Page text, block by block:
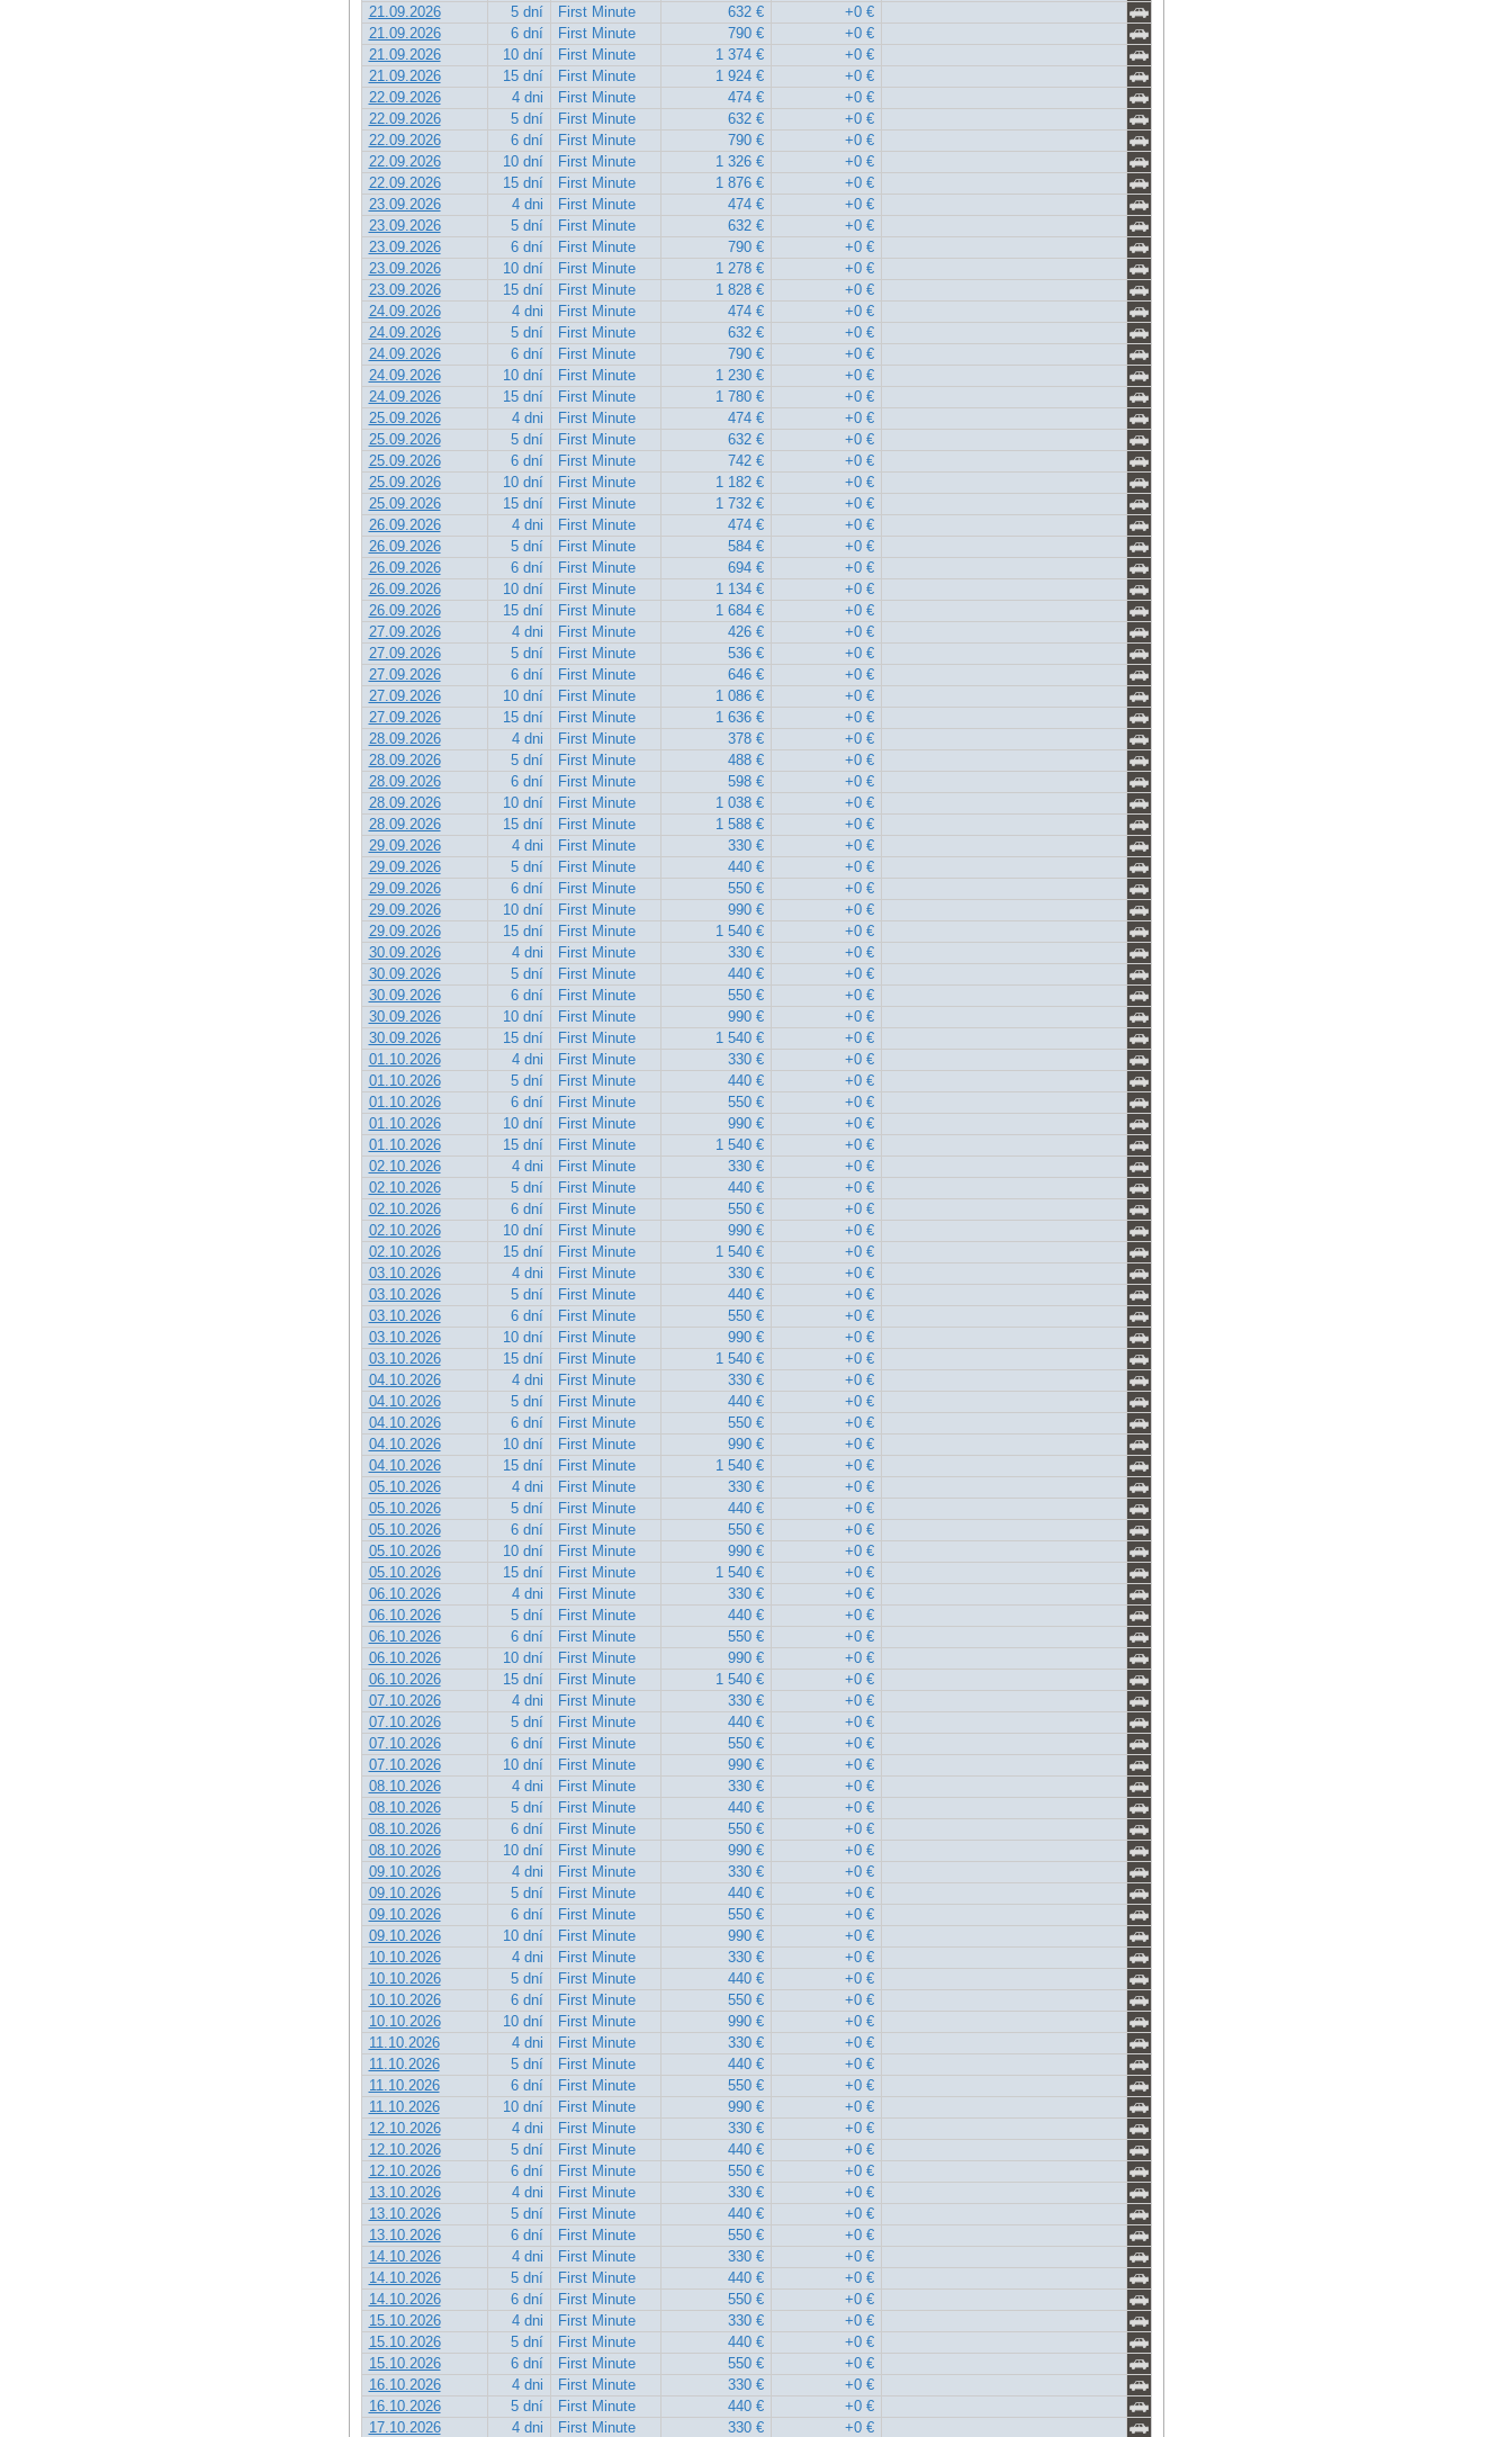
21.09.2026
5 dní First Minute 632 €
+0 €
21.09.2026
6 dní First Minute 790 €
+0 €
21.09.2026
10 dní First Minute 1 374 €
+0 €
21.09.2026
15 dní First Minute 1 924 €
+0 €
22.09.2026
4 dni First Minute 474 €
+0 €
22.09.2026
5 dní First Minute 632 €
+0 €
22.09.2026
6 dní First Minute 790 €
+0 €
22.09.2026
10 dní First Minute 1 326 €
+0 €
22.09.2026
15 dní First Minute 1 876 €
+0 €
23.09.2026
4 dni First Minute 474 €
+0 €
23.09.2026
5 dní First Minute 632 €
+0 €
23.09.2026
6 dní First Minute 790 €
+0 €
23.09.2026
10 dní First Minute 1 278 €
+0 €
23.09.2026
15 dní First Minute 1 828 €
+0 €
24.09.2026
4 dni First Minute 474 €
+0 €
24.09.2026
5 dní First Minute 632 €
+0 €
24.09.2026
6 dní First Minute 790 €
+0 €
24.09.2026
10 dní First Minute 1 230 €
+0 €
24.09.2026
15 dní First Minute 1 780 €
+0 €
25.09.2026
4 dni First Minute 474 €
+0 €
25.09.2026
5 dní First Minute 632 €
+0 €
25.09.2026
6 dní First Minute 742 €
+0 €
25.09.2026
10 dní First Minute 1 182 €
+0 €
25.09.2026
15 dní First Minute 1 732 €
+0 €
26.09.2026
4 dni First Minute 474 €
+0 €
26.09.2026
5 dní First Minute 584 €
+0 €
26.09.2026
6 dní First Minute 694 €
+0 €
26.09.2026
10 dní First Minute 1 134 €
+0 €
26.09.2026
15 dní First Minute 1 684 €
+0 €
27.09.2026
4 dni First Minute 426 €
+0 €
27.09.2026
5 dní First Minute 536 €
+0 €
27.09.2026
6 dní First Minute 646 €
+0 €
27.09.2026
10 dní First Minute 1 086 €
+0 €
27.09.2026
15 dní First Minute 1 636 €
+0 €
28.09.2026
4 dni First Minute 378 €
+0 €
28.09.2026
5 dní First Minute 488 €
+0 €
28.09.2026
6 dní First Minute 598 €
+0 €
28.09.2026
10 dní First Minute 1 038 €
+0 €
28.09.2026
15 dní First Minute 1 588 €
+0 €
29.09.2026
4 dni First Minute 330 €
+0 €
29.09.2026
5 dní First Minute 440 €
+0 €
29.09.2026
6 dní First Minute 550 €
+0 €
29.09.2026
10 dní First Minute 990 €
+0 €
29.09.2026
15 dní First Minute 1 540 €
+0 €
30.09.2026
4 dni First Minute 330 €
+0 €
30.09.2026
5 dní First Minute 440 €
+0 €
30.09.2026
6 dní First Minute 550 €
+0 €
30.09.2026
10 dní First Minute 990 €
+0 €
30.09.2026
15 dní First Minute 1 540 €
+0 €
01.10.2026
4 dni First Minute 330 €
+0 €
01.10.2026
5 dní First Minute 440 €
+0 €
01.10.2026
6 dní First Minute 550 €
+0 €
01.10.2026
10 dní First Minute 990 €
+0 €
01.10.2026
15 dní First Minute 1 540 €
+0 €
02.10.2026
4 dni First Minute 330 €
+0 €
02.10.2026
5 dní First Minute 440 €
+0 €
02.10.2026
6 dní First Minute 550 €
+0 €
02.10.2026
10 dní First Minute 990 €
+0 €
02.10.2026
15 dní First Minute 1 540 €
+0 €
03.10.2026
4 dni First Minute 330 €
+0 €
03.10.2026
5 dní First Minute 440 €
+0 €
03.10.2026
6 dní First Minute 550 €
+0 €
03.10.2026
10 dní First Minute 990 €
+0 €
03.10.2026
15 dní First Minute 1 540 €
+0 €
04.10.2026
4 dni First Minute 330 €
+0 €
04.10.2026
5 dní First Minute 440 €
+0 €
04.10.2026
6 dní First Minute 550 €
+0 €
04.10.2026
10 dní First Minute 990 €
+0 €
04.10.2026
15 dní First Minute 1 540 €
+0 €
05.10.2026
4 dni First Minute 330 €
+0 €
05.10.2026
5 dní First Minute 440 €
+0 €
05.10.2026
6 dní First Minute 550 €
+0 €
05.10.2026
10 dní First Minute 990 €
+0 €
05.10.2026
15 dní First Minute 1 540 €
+0 €
06.10.2026
4 dni First Minute 330 €
+0 €
06.10.2026
5 dní First Minute 440 €
+0 €
06.10.2026
6 dní First Minute 550 €
+0 €
06.10.2026
10 dní First Minute 990 €
+0 €
06.10.2026
15 dní First Minute 1 540 €
+0 €
07.10.2026
4 dni First Minute 330 €
+0 €
07.10.2026
5 dní First Minute 440 €
+0 €
07.10.2026
6 dní First Minute 550 €
+0 €
07.10.2026
10 dní First Minute 990 €
+0 €
08.10.2026
4 dni First Minute 330 €
+0 €
08.10.2026
5 dní First Minute 440 €
+0 €
08.10.2026
6 dní First Minute 550 €
+0 €
08.10.2026
10 dní First Minute 990 €
+0 €
09.10.2026
4 dni First Minute 330 €
+0 €
09.10.2026
5 dní First Minute 440 €
+0 €
09.10.2026
6 dní First Minute 550 €
+0 €
09.10.2026
10 dní First Minute 990 €
+0 €
10.10.2026
4 dni First Minute 330 €
+0 €
10.10.2026
5 dní First Minute 440 €
+0 €
10.10.2026
6 dní First Minute 550 €
+0 €
10.10.2026
10 dní First Minute 990 €
+0 €
11.10.2026
4 dni First Minute 330 €
+0 €
11.10.2026
5 dní First Minute 440 €
+0 €
11.10.2026
6 dní First Minute 550 €
+0 €
11.10.2026
10 dní First Minute 990 €
+0 €
12.10.2026
4 dni First Minute 330 €
+0 €
12.10.2026
5 dní First Minute 440 €
+0 €
12.10.2026
6 dní First Minute 550 €
+0 €
13.10.2026
4 dni First Minute 330 €
+0 €
13.10.2026
5 dní First Minute 440 €
+0 €
13.10.2026
6 dní First Minute 550 €
+0 €
14.10.2026
4 dni First Minute 330 €
+0 €
14.10.2026
5 dní First Minute 440 €
+0 €
14.10.2026
6 dní First Minute 550 €
+0 €
15.10.2026
4 dni First Minute 330 €
+0 €
15.10.2026
5 dní First Minute 440 €
+0 €
15.10.2026
6 dní First Minute 550 €
+0 €
16.10.2026
4 dni First Minute 330 €
+0 €
16.10.2026
5 dní First Minute 440 €
+0 €
17.10.2026
4 dni First Minute 330 € +0 €